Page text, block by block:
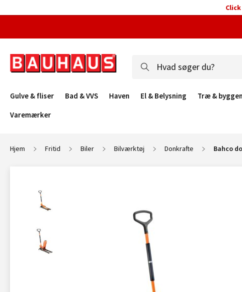
Gulve & fliser Bad & VVS Haven El & Belysning Træ &
Varemærker
Hjem Fritid Biler Bilværktøj Donkrafte Bahco